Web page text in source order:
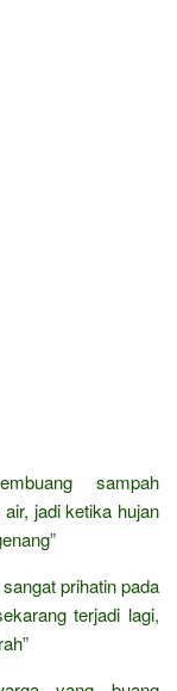
sampah
jadi ketika hujan
prihatin pada
terjadi lagi,